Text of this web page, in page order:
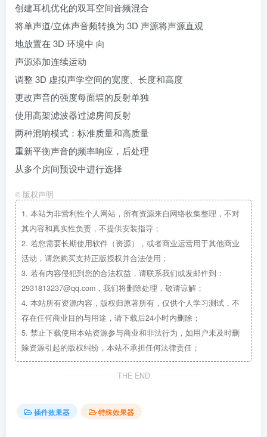
创建耳机优化的双耳空间音频混合
将单声道/立体声音频转换为 3D 声源将声源直观
地放置在 3D 环境中 向
声源添加连续运动
调整 3D 虚拟声学空间的宽度、长度和高度
更改声音的强度每面墙的反射单独
使用高架滤波器过滤房间反射
两种混响模式：标准质量和高质量
重新平衡声音的频率响应，后处理
从多个房间预设中进行选择
© 版权声明
1. 本站为非营利性个人网站，所有资源来自网络收集整理，不对
其内容和真实性负责，不提供安装指导；
2. 若您需要长期使用软件（资源），或者商业运营用于其他商业
活动，请您购买支持正版授权并合法使用；
3. 若有内容侵犯到您的合法权益，请联系我们或发邮件到：
2931813237@qq.com，我们将删除处理，敬请谅解；
4. 本站所有资源内容，版权归原著所有，仅供个人学习测试，不
存在任何商业目的与用途，请下载后24小时内删除；
5. 禁止下载使用本站资源参与商业和非法行为，如用户未及时删
除资源引起的版权纠纷，本站不承担任何法律责任；
THE END
插件效果器 特殊效果器